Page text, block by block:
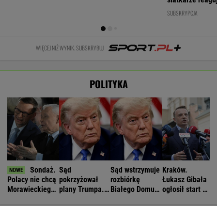
rozumiem"
SUBSKRYPCJA
WIĘCEJ NIŻ WYNIK. SUBSKRYBUJ
POLITYKA
Sondaż.
Polacy nie chcą
Morawieckiego
Sąd
pokrzyżował
plany Trumpa.
Sąd wstrzymuje
rozbiórkę
Białego Domu.
Kraków.
Łukasz Gibała
ogłosił start w